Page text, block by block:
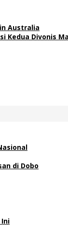
Australia
Kedua Divonis
di Dobo
Ini